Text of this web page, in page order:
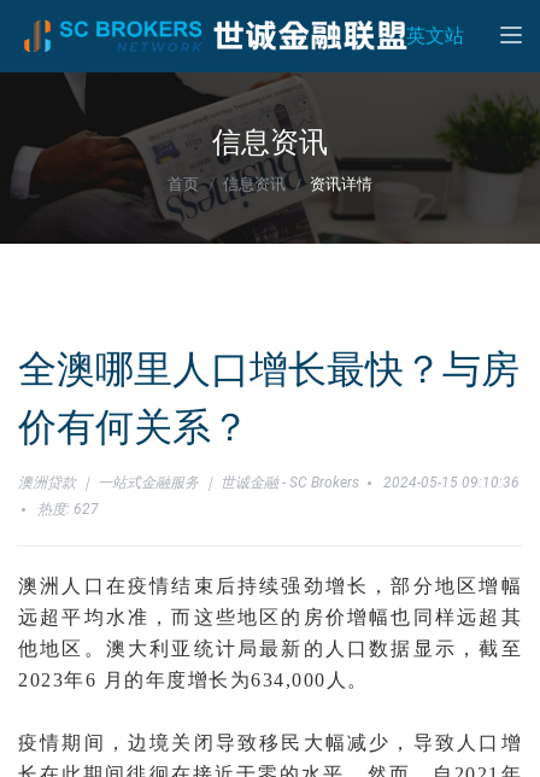
英文站
信息资讯
首页 信息资讯 资讯详情
全澳哪里人口增长最快？与房
价有何关系？
澳洲贷款 ｜ 一站式金融服务 ｜ 世诚金融 - SC Brokers
2024-05-15 09:10:36
热度: 627
澳洲人口在疫情结束后持续强劲增长，部分地区增幅
远超平均水准，而这些地区的房价增幅也同样远超其
他地区。澳大利亚统计局最新的人口数据显示，截至
2023年6 月的年度增长为634,000人。
疫情期间，边境关闭导致移民大幅减少，导致人口增